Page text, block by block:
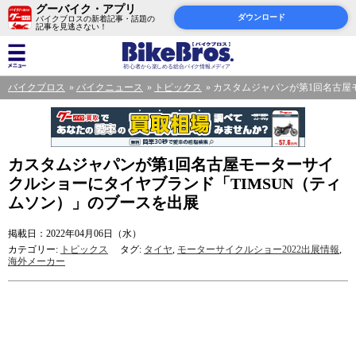
グーバイク・アプリ
バイクブロスの新着記事・話題の
記事を見逃さない！
ダウンロード
バイクブロス バイクニュース トピックス カスタムジャパンが第1回名古
カスタムジャパンが第1回名古屋モーターサイ
クルショーにタイヤブランド「TIMSUN（ティ
ムソン）」のブースを出展
掲載日：2022年04月06日（水）
カテゴリー: トピックス タグ: タイヤ, モーターサイクルショー2022出展情報,
海外メーカー